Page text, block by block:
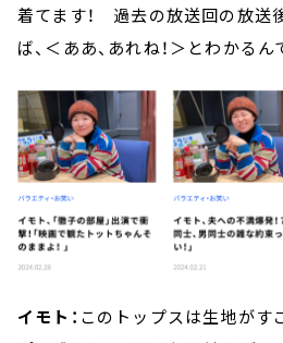
着てます！ 過去の放送回の放送
ば、＜ああ、あれね！＞とわかるん
イモト： このトップスは生地がす